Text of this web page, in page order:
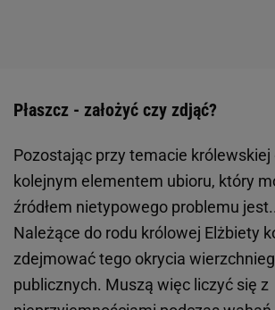
Płaszcz - założyć czy zdjąć?
Pozostając przy temacie królewskiej
kolejnym elementem ubioru, który
źródłem nietypowego problemu
Należące do rodu królowej Elżbiety
zdejmować tego okrycia
publicznych. Muszą więc liczyć się z